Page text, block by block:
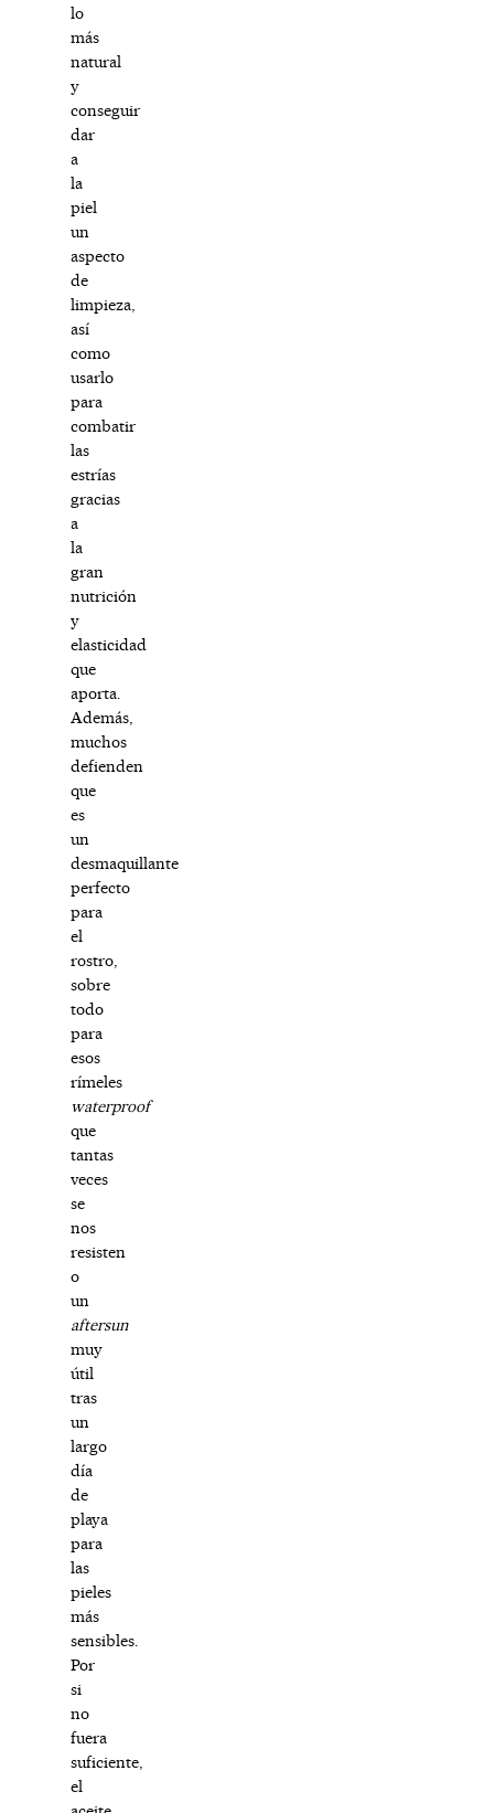
lo
más
natural
y
conseguir
dar
a
la
piel
un
aspecto
de
limpieza,
así
como
usarlo
para
combatir
las
estrías
gracias
a
la
gran
nutrición
y
elasticidad
que
aporta.
Además,
muchos
defienden
que
es
un
desmaquillante
perfecto
para
el
rostro,
sobre
todo
para
esos
rímeles
waterproof
que
tantas
veces
se
nos
resisten
o
un
aftersun
muy
útil
tras
un
largo
día
de
playa
para
las
pieles
más
sensibles.
Por
si
no
fuera
suficiente,
el